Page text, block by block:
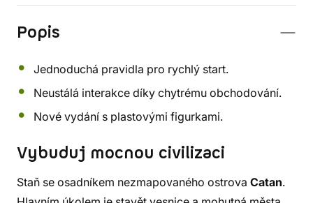
Popis
Jednoduchá pravidla pro rychlý start.
Neustálá interakce díky chytrému obchodování.
Nové vydání s plastovými figurkami.
Vybuduj mocnou civilizaci
Staň se osadníkem nezmapovaného ostrova Catan.